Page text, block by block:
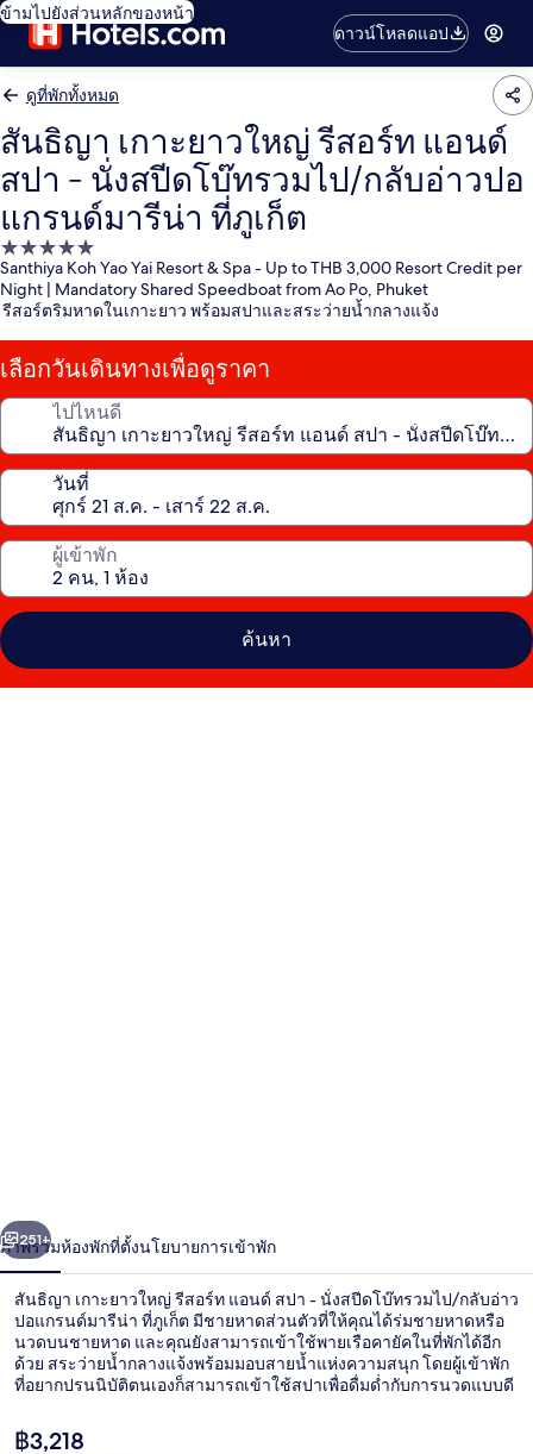
ข้ามไปยังส่วนหลักของหน้า
ดาวน์โหลดแอป
ดูที่พักทั้งหมด
สันธิญา เกาะยาวใหญ่ รีสอร์ท แอนด์
สปา - นั่งสปีดโบ๊ทรวมไป/กลับอ่าวปอ
แกรนด์มารีน่า ที่ภูเก็ต
ที่พัก
5.0
ดาว
Santhiya Koh Yao Yai Resort & Spa - Up to THB 3,000 Resort Credit per
Night | Mandatory Shared Speedboat from Ao Po, Phuket
รีสอร์ตริมหาดในเกาะยาว พร้อมสปาและสระว่ายน้ำกลางแจ้ง
เลือกวันเดินทางเพื่อดูราคา
ไปไหนดี
วันที่
ผู้เข้าพัก
ค้นหา
รีสอร์ท
แอนด์
สปา
นั่ง
า
ถัดไป
251+
ภาพรวมห้องพักที่ตั้งนโยบายการเข้าพัก
สันธิญา เกาะยาวใหญ่ รีสอร์ท แอนด์ สปา - นั่งสปีดโบ๊ทรวมไป/กลับอ่าว
ปอแกรนด์มารีน่า ที่ภูเก็ต มีชายหาดส่วนตัวที่ให้คุณได้ร่มชายหาดหรือ
นวดบนชายหาด และคุณยังสามารถเข้าใช้พายเรือคายัคในที่พักได้อีก
ด้วย สระว่ายน้ำกลางแจ้งพร้อมมอบสายน้ำแห่งความสนุก โดยผู้เข้าพัก
ที่อยากปรนนิบัติตนเองก็สามารถเข้าใช้สปาเพื่อดื่มด่ำกับการนวดแบบดี
อาหารที่เสิร์ฟ อาหารนานาชาติ และให้บริการอาหารกลางวันและ
อาหารเย็น ไฮไลท์เพิ่มเติมในรีสอร์ตสุดหรูแห่งนี้ ได้แก่ สโมสรสำหรับ
ราคา
฿3,218